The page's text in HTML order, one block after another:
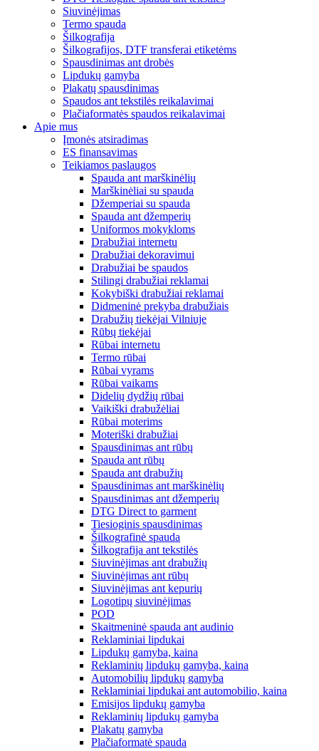
Siuvinėjimas
Termo spauda
Šilkografija
Šilkografijos, DTF transferai etiketėms
Spausdinimas ant drobės
Lipdukų gamyba
Plakatų spausdinimas
Spaudos ant tekstilės reikalavimai
Plačiaformatės spaudos reikalavimai
Apie mus
Įmonės atsiradimas
ES finansavimas
Teikiamos paslaugos
Spauda ant marškinėlių
Marškinėliai su spauda
Džemperiai su spauda
Spauda ant džemperių
Uniformos mokykloms
Drabužiai internetu
Drabužiai dekoravimui
Drabužiai be spaudos
Stilingi drabužiai reklamai
Kokybiški drabužiai reklamai
Didmeninė prekyba drabužiais
Drabužių tiekėjai Vilniuje
Rūbų tiekėjai
Rūbai internetu
Termo rūbai
Rūbai vyrams
Rūbai vaikams
Didelių dydžių rūbai
Vaikiški drabužėliai
Rūbai moterims
Moteriški drabužiai
Spausdinimas ant rūbų
Spauda ant rūbų
Spauda ant drabužių
Spausdinimas ant marškinėlių
Spausdinimas ant džemperių
DTG Direct to garment
Tiesioginis spausdinimas
Šilkografinė spauda
Šilkografija ant tekstilės
Siuvinėjimas ant drabužių
Siuvinėjimas ant rūbų
Siuvinėjimas ant kepurių
Logotipų siuvinėjimas
POD
Skaitmeninė spauda ant audinio
Reklaminiai lipdukai
Lipdukų gamyba, kaina
Reklaminių lipdukų gamyba, kaina
Automobilių lipdukų gamyba
Reklaminiai lipdukai ant automobilio, kaina
Emisijos lipdukų gamyba
Reklaminių lipdukų gamyba
Plakatų gamyba
Plačiaformatė spauda